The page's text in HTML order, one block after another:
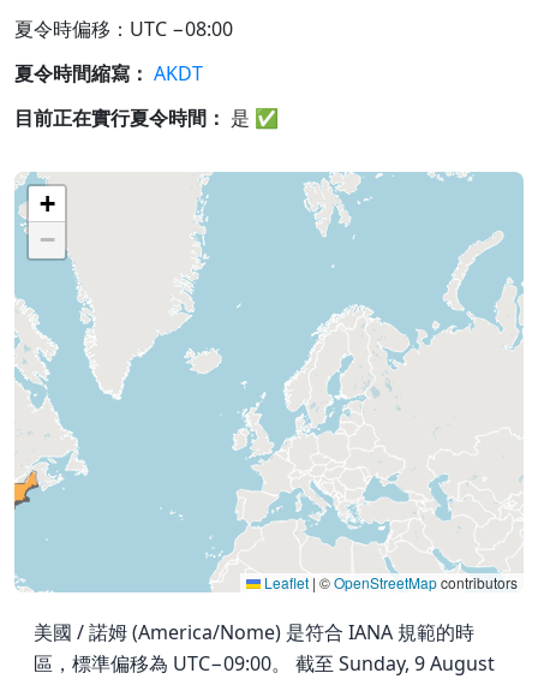
夏令時偏移：UTC −08:00
夏令時間縮寫： AKDT
目前正在實行夏令時間： 是 ✅
+
−
Leaflet | ©OpenStreetMapcontributors
美國 / 諾姆 (America/Nome) 是符合 IANA 規範的時
區，標準偏移為 UTC−09:00。 截至 Sunday, 9 August